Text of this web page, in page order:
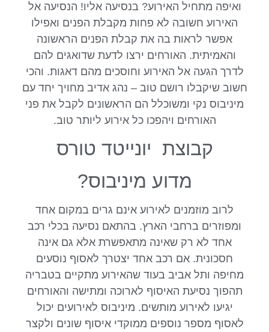
ואיפה מתחיל האירוע? בנסיעה אליו! הנסיעה אל
האירוע חשובה לא פחות מקבלת הפנים ואפילו
אפשר לראות בה את קבלת הפנים הראשונה
והאמיתית. האורחים ירצו לדעת שדואגים להם
לדרך הגעה אל האירוע וחוסכים מהם דאגות. והכי
חשוב שיקבלו רושם טוב – נהג אדיב מחויך יחד עם
מיניבוס נקי ומשוכלל הם הראשונים לקבל את פני
האורחים ויהפכו כל אירוע ליותר טוב.
קבוצת יונייטד טורס
מדוע מיניבוס?
לרוב מוזמנים לאירוע אינם גרים במקום אחד
ומפוזרים ברחבי הארץ. בהתאם נסיעה בכלי רכב
אחד לא רק שאינה מתאפשרת אלא גם אינה
חסכונית. אם רכב אחד יצטרך לאסוף נוסעים
מחיפה ותל אביב בעוד שהאירוע מתקיים בטבריה
תהפוך נסיעת האיסוף לארוכה ומתישה והאורחים
יגיעו לאירוע מותשים. מיניבוס לאירועים יכול
לאסוף מספר נוספים ממוקדי איסוף שונים ולקצר